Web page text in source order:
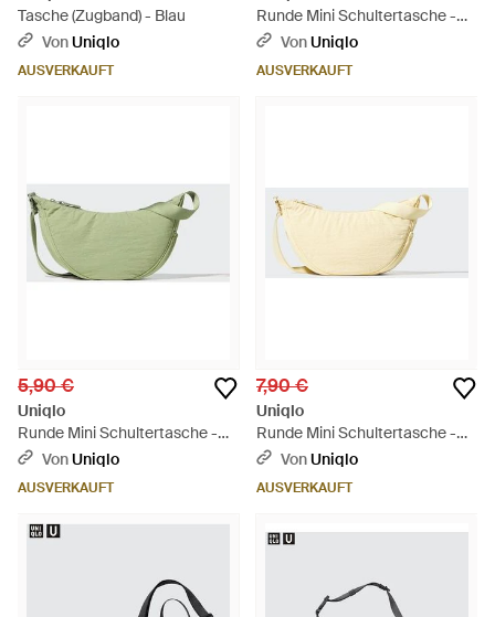
Tasche (Zugband) - Blau
VonUniqlo
AUSVERKAUFT
Runde Mini Schultertasche -
BlauVonUniqlo
AUSVERKAUFT
5,90 €
Uniqlo
Runde Mini Schultertasche -
GrünVonUniqlo
AUSVERKAUFT
7,90 €
Uniqlo
Runde Mini Schultertasche -
Natur
VonUniqlo
AUSVERKAUFT